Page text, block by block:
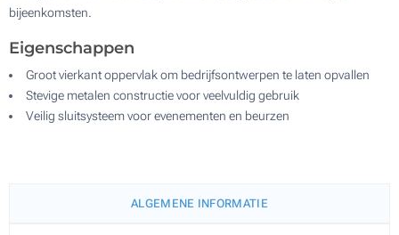
bijeenkomsten.
Eigenschappen
Groot vierkant oppervlak om bedrijfsontwerpen te laten opvallen
Stevige metalen constructie voor veelvuldig gebruik
Veilig sluitsysteem voor evenementen en beurzen
ALGEMENE INFORMATIE